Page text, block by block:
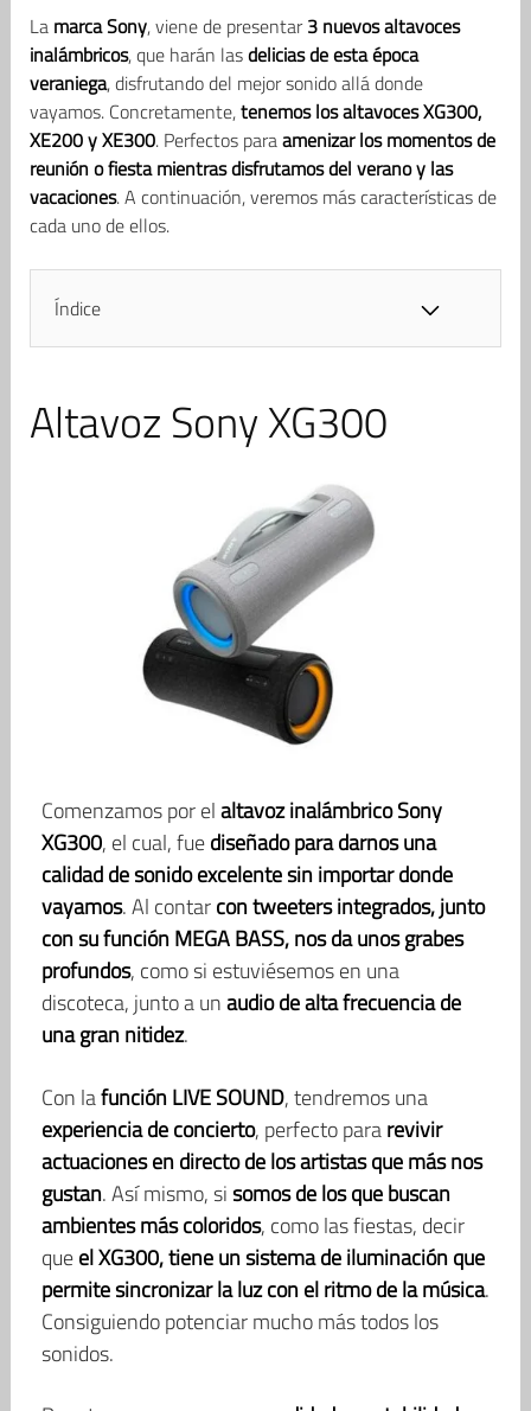
La marca Sony, viene de presentar3 nuevos altavoces
inalámbricos, que harán lasdelicias de esta época
veraniega, disfrutando del mejor sonido allá donde
vayamos. Concretamente,tenemos los altavoces XG300,
XE200 y XE300. Perfectos paraamenizar los momentos de
reunión o fiesta mientras disfrutamos del verano y las
vacaciones. A continuación, veremos más características de
cada uno de ellos.
Índice
Altavoz Sony XG300
Comenzamos por elaltavoz inalámbrico Sony
XG300, el cual, fuediseñado para darnos una
calidad de sonido excelente sin importar donde
vayamos. Al contarcon tweeters integrados, junto
con su función MEGA BASS, nos da unos grabes
profundos, como si estuviésemos en una
discoteca, junto a unaudio de alta frecuencia de
una gran nitidez.
Con lafunción LIVE SOUND, tendremos una
experiencia de concierto, perfecto pararevivir
actuaciones en directo de los artistas que más nos
gustan. Así mismo, sisomos de los que buscan
ambientes más coloridos, como las fiestas, decir
queel XG300, tiene un sistema de iluminación que
permite sincronizar la luz con el ritmo de la música.
Consiguiendo potenciar mucho más todos los
sonidos.